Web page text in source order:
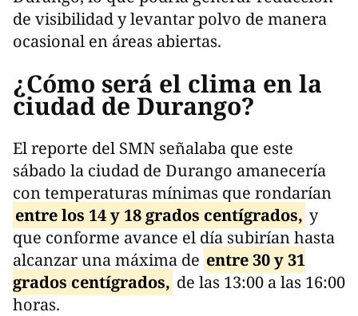
de visibilidad y levantar polvo de manera
ocasional en áreas abiertas.
¿Cómo será el clima en la
ciudad de Durango?
El reporte del SMN señalaba que este
sábado la ciudad de Durango amanecería
con temperaturas mínimas que rondarían
entre los 14 y 18 grados centígrados, y
que conforme avance el día subirían hasta
alcanzar una máxima de entre 30 y 31
grados centígrados, de las 13:00 a las 16:00
horas.